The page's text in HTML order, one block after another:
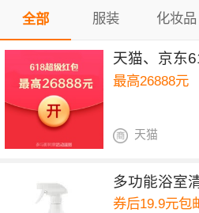
全部 服装 化妆品
天猫、京东
最高26888元
天猫
多功能浴室
券后19.9元包